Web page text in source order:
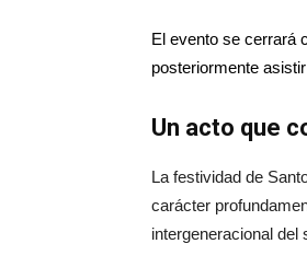
El evento se cerrará
posteriormente
Un acto que
La festividad de
carácter
intergeneracional del